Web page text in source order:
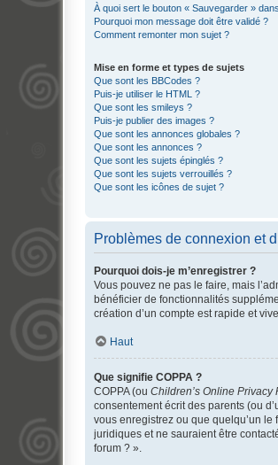
À quoi sert le bouton « Sauvegarder »
Pourquoi mon message doit être validé ?
Comment remonter mon sujet ?
Mise en forme et types de sujets
Que sont les BBCodes ?
Puis-je utiliser le HTML ?
Que sont les smileys ?
Puis-je publier des images ?
Que sont les annonces globales ?
Que sont les annonces ?
Que sont les sujets épinglés ?
Que sont les sujets verrouillés ?
Que sont les icônes de sujet ?
Problèmes de connexion et
Pourquoi dois-je m’enregistrer ?
Vous pouvez ne pas le faire, mais
bénéficier de fonctionnalités
création d’un compte est rapide et
Haut
Que signifie COPPA ?
COPPA (ou Children’s Online Privacy
consentement écrit des parents (ou
vous enregistrez ou que quelqu’un
juridiques et ne sauraient être
forum ? ».